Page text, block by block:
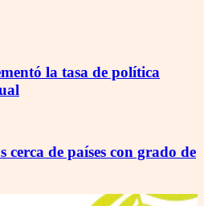
la tasa de política
cerca de países con grado de